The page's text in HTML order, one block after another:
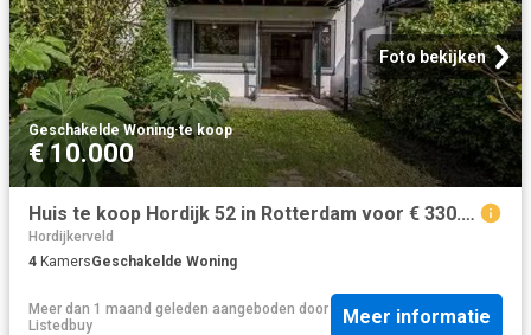
Foto bekijken
Geschakelde Woning·te koop
€ 10.000
Huis te koop Hordijk 52 in Rotterdam voor € 330.000
Hordijkerveld
4 KamersGeschakelde Woning
Meer dan 1 maand geleden aangeboden door
Listedbuy
Meer informatie